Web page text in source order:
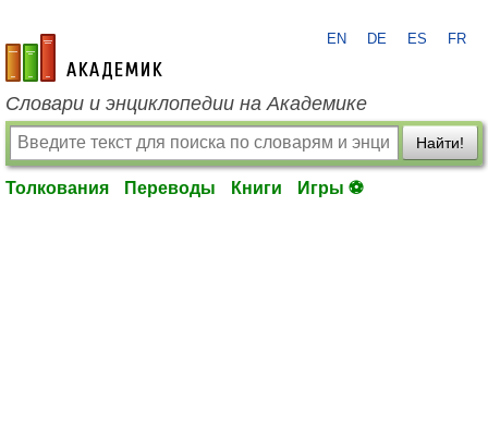
academic.ru
EN DE ES FR
Словари и энциклопедии на Академике
Найти!
Толкования Переводы Книги Игры ⚽